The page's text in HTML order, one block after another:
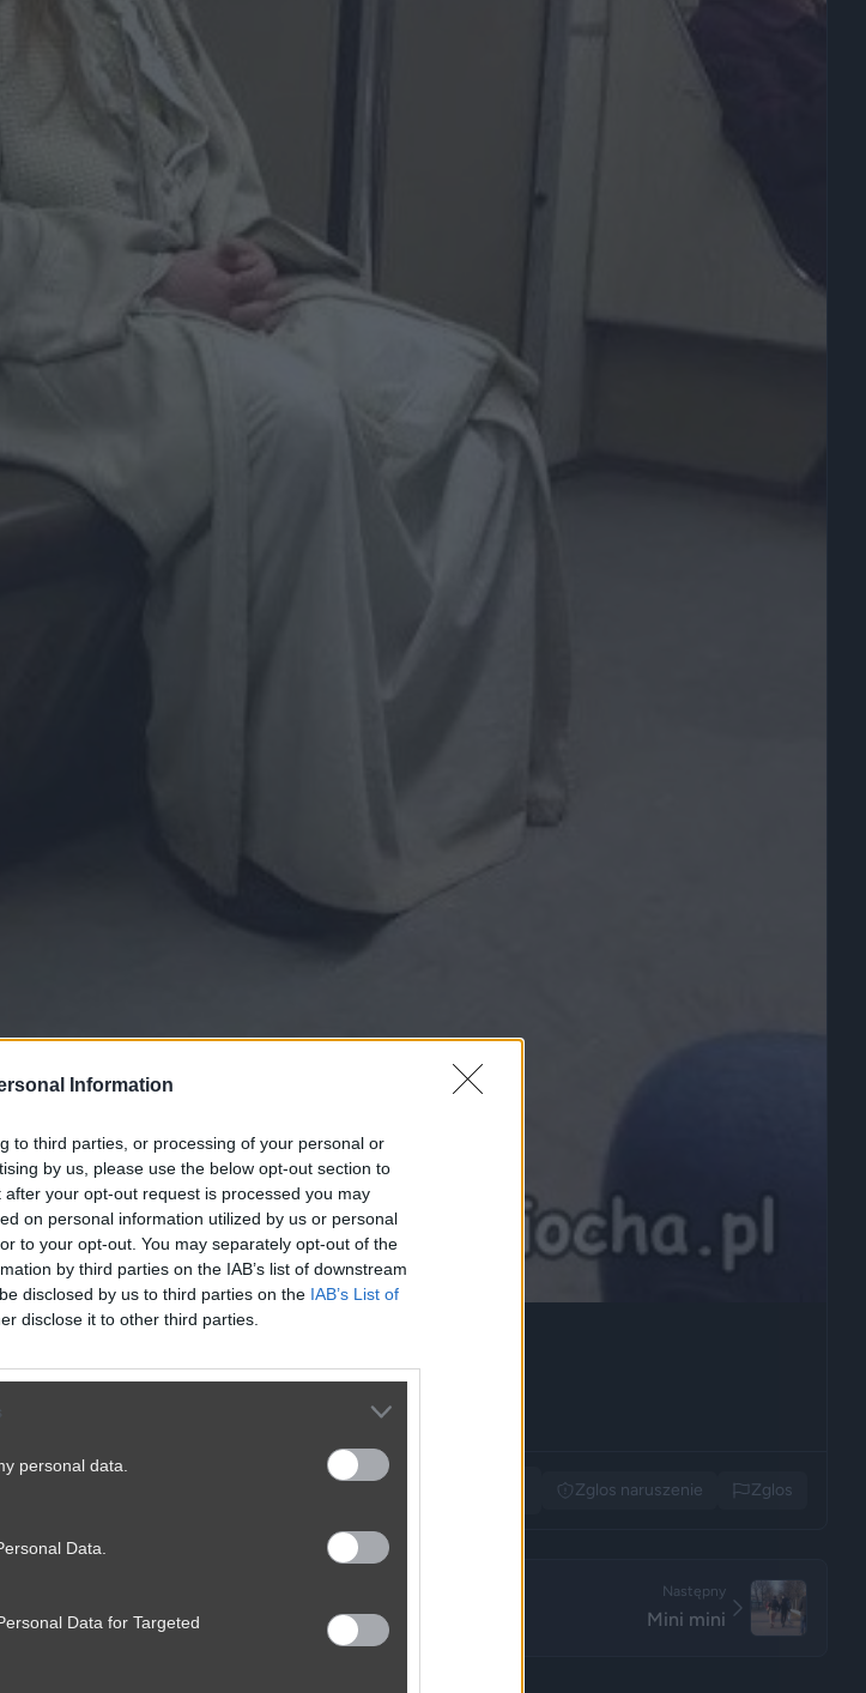
Information
to third parties, or processing of your personal or
by us, please use the below opt-out section to
your opt-out request is processed you may
on personal information utilized by us or personal
to your opt-out. You may separately opt-out of the
by third parties on the IAB’s list of downstream
disclosed by us to third parties on the IAB’s List of
disclose it to other third parties.
personal data.
Data.
Data for Targeted
Zglos naruszenie Zglos
Następny
Mini mini